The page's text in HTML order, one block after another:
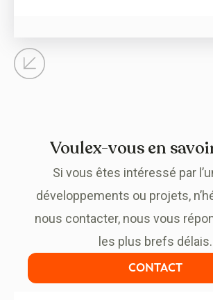
s’orientent vers des logements qui
qualité de…
Voulex-vous en
Si vous êtes intéressé par
développements ou projets,
nous contacter, nous vous
les plus brefs délais.
CONTACT